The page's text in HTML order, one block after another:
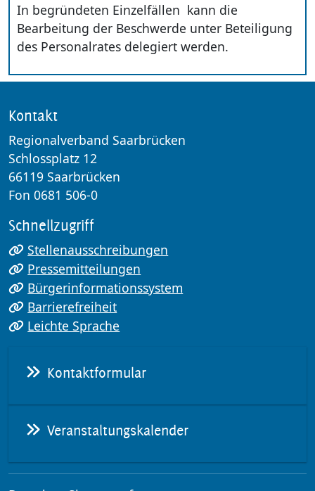
In begründeten Einzelfällen kann die
Bearbeitung der Beschwerde unter Beteiligung
des Personalrates delegiert werden.
Kontakt
Regionalverband Saarbrücken
Schlossplatz 12
66119 Saarbrücken
Fon 0681 506-0
Schnellzugriff
Stellenausschreibungen
Pressemitteilungen
Bürgerinformationssystem
Barrierefreiheit
Leichte Sprache
Kontaktformular
Veranstaltungskalender